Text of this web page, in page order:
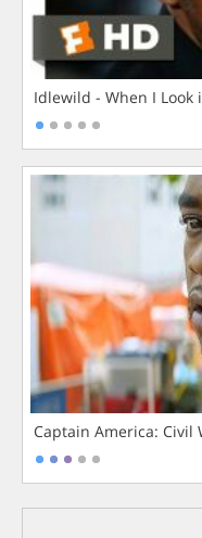
Idlewild - When I Look
Captain America: Civil